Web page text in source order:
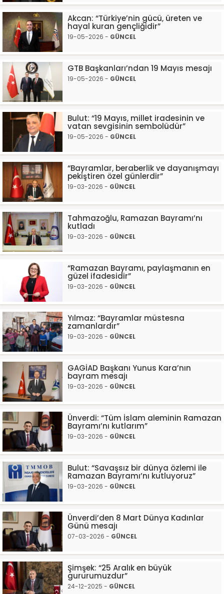
Akcan: “Türkiye’nin gücü, üreten ve
hayal kuran gençliğidir”
19-05-2026 - GÜNCEL
GTB Başkanları’ndan 19 Mayıs mesajı
19-05-2026 - GÜNCEL
Bulut: “19 Mayıs, millet iradesinin ve
vatan sevgisinin sembolüdür”
19-05-2026 - GÜNCEL
“Bayramlar, beraberlik ve dayanışmayı
pekiştiren özel günlerdir”
19-03-2026 - GÜNCEL
Tahmazoğlu, Ramazan Bayramı’nı
kutladı
19-03-2026 - GÜNCEL
“Ramazan Bayramı, paylaşmanın en
güzel ifadesidir”
19-03-2026 - GÜNCEL
Yılmaz: “Bayramlar müstesna
zamanlardır”
19-03-2026 - GÜNCEL
GAGİAD Başkanı Yunus Kara’nın
bayram mesajı
19-03-2026 - GÜNCEL
Ünverdi: “Tüm İslam aleminin Ramazan
Bayramı’nı kutlarım”
19-03-2026 - GÜNCEL
Bulut: “Savaşsız bir dünya özlemi ile
Ramazan Bayramı’nı kutluyoruz”
19-03-2026 - GÜNCEL
Ünverdi’den 8 Mart Dünya Kadınlar
Günü mesajı
07-03-2026 - GÜNCEL
Şimşek: “25 Aralık en büyük
gururumuzdur”
24-12-2025 - GÜNCEL